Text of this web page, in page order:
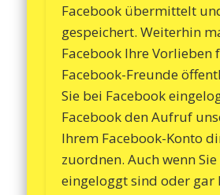
Facebook übermittelt
gespeichert. Weiterhin
Facebook Ihre Vorlieben
Facebook-Freunde
Sie bei Facebook
Facebook den Aufruf
Ihrem Facebook-Konto
zuordnen. Auch wenn
eingeloggt sind oder gar